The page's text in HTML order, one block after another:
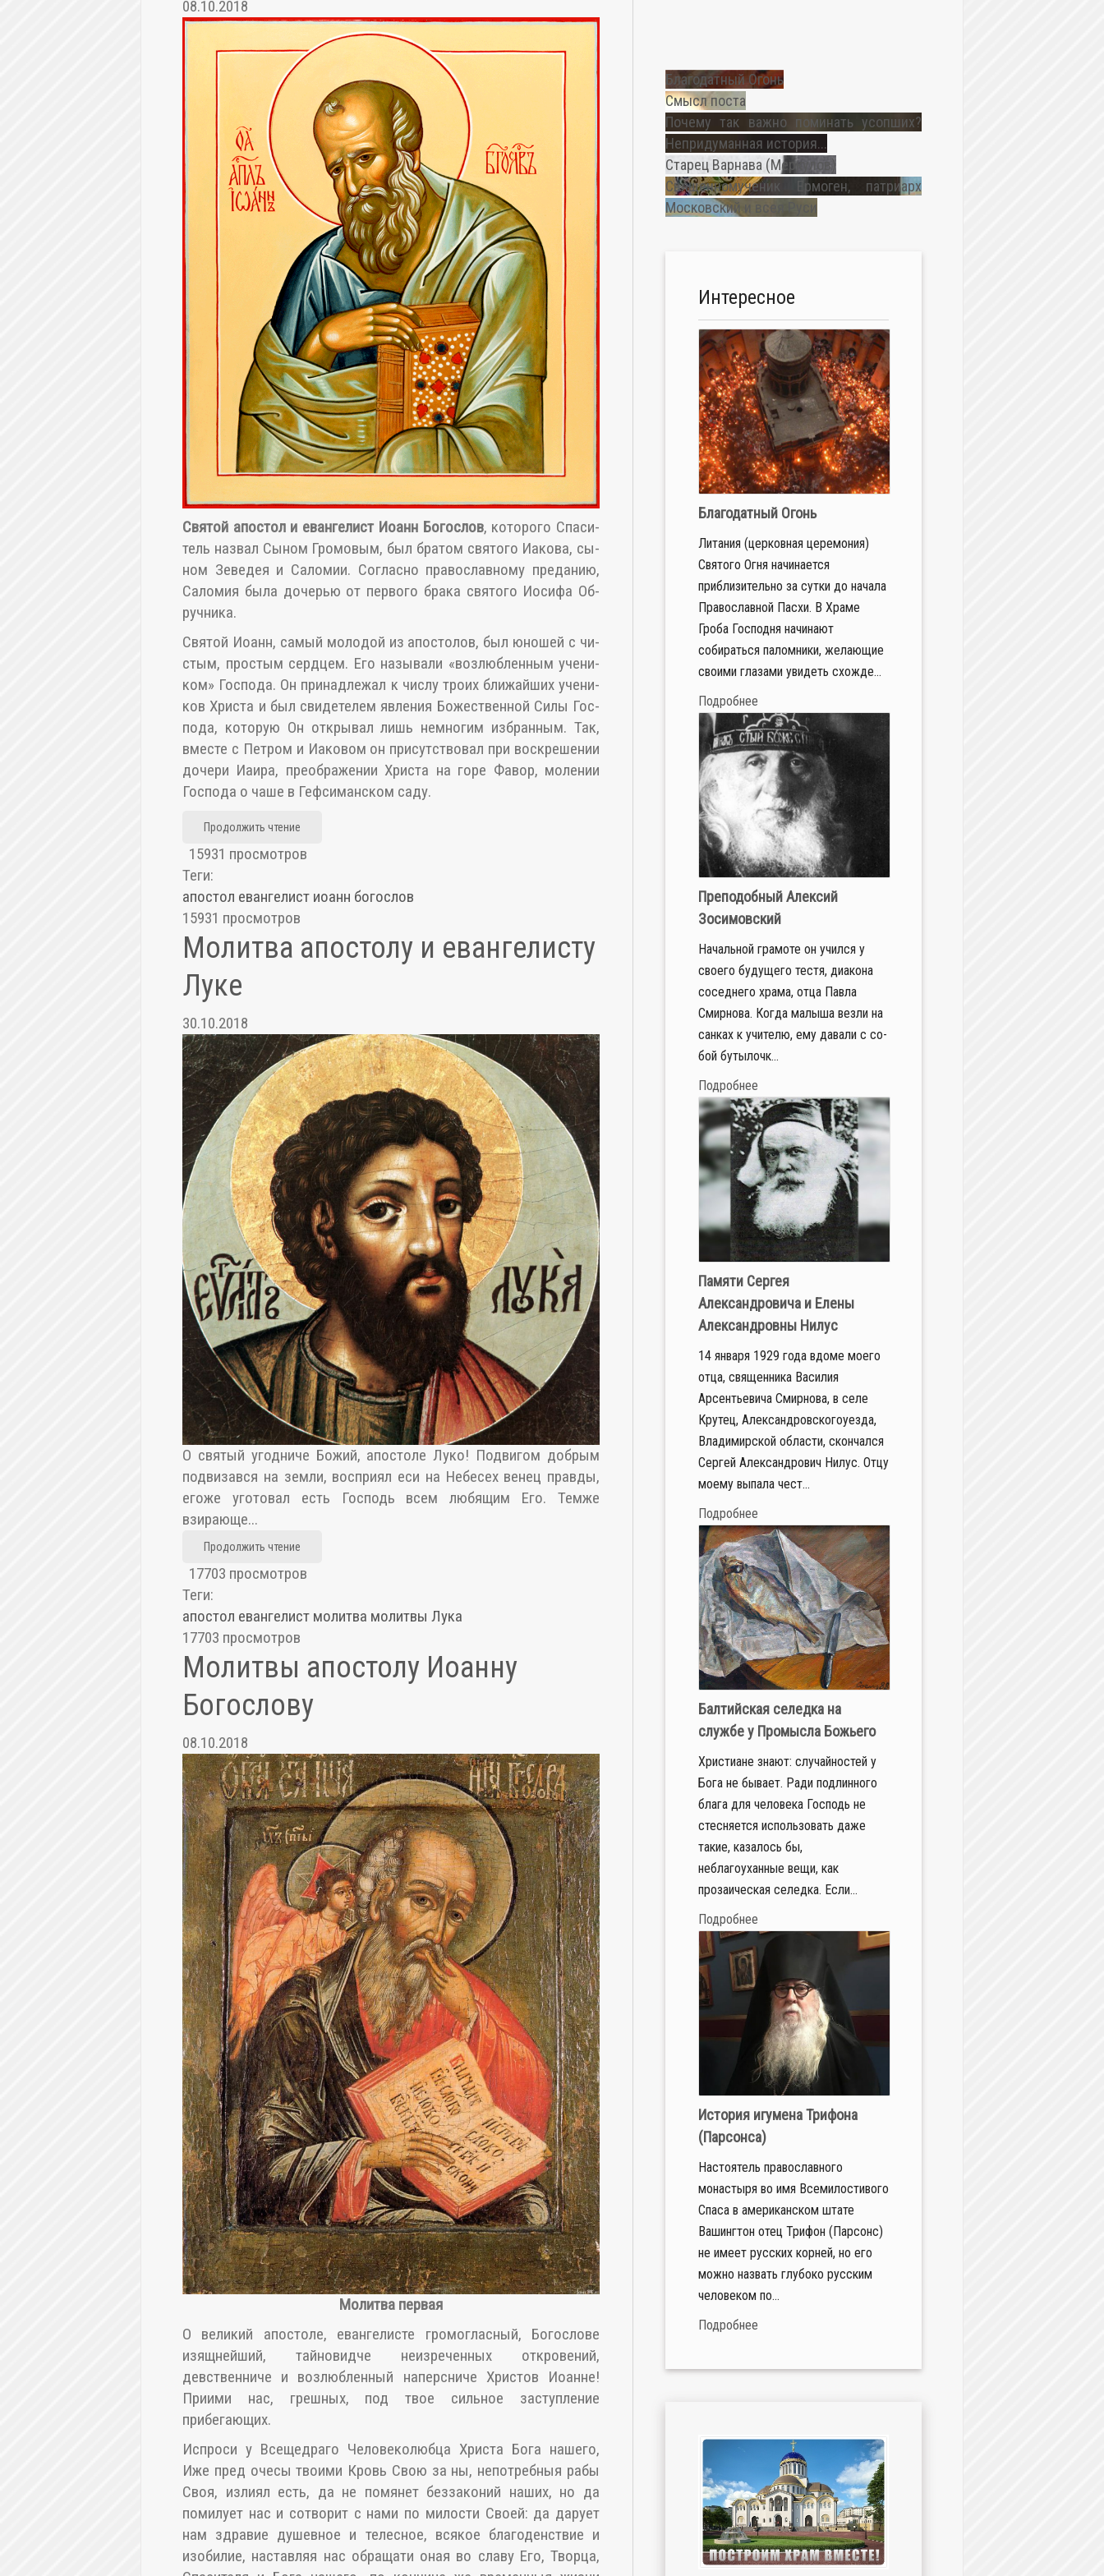
08.10.2018
Свя­той апо­стол и еван­ге­лист Иоанн Бо­го­слов, ко­то­ро­го Спа­си­
тель на­звал Сы­ном Гро­мо­вым, был бра­том свя­то­го Иа­ко­ва, сы­
ном Зе­ве­дея и Са­ло­мии. Со­глас­но пра­во­слав­но­му пре­да­нию,
Са­ло­мия бы­ла до­че­рью от пер­во­го бра­ка свя­то­го Иоси­фа Об­
руч­ни­ка.
Свя­той Иоанн, са­мый мо­ло­дой из апо­сто­лов, был юно­шей с чи­
стым, про­стым серд­цем. Его на­зы­ва­ли «воз­люб­лен­ным уче­ни­
ком» Гос­по­да. Он при­над­ле­жал к чис­лу тро­их бли­жай­ших уче­ни­
ков Хри­ста и был сви­де­те­лем яв­ле­ния Бо­же­ствен­ной Си­лы Гос­
по­да, ко­то­рую Он от­кры­вал лишь немно­гим из­бран­ным. Так,
вме­сте с Пет­ром и Иа­ко­вом он при­сут­ство­вал при вос­кре­ше­нии
до­че­ри Иа­и­ра, пре­об­ра­же­нии Хри­ста на го­ре Фа­вор, мо­ле­нии
Гос­по­да о ча­ше в Геф­си­ман­ском са­ду.
Продолжить чтение
15931 просмотров
Теги:
апостол евангелист иоанн богослов
15931 просмотров
Молитва апостолу и евангелисту
Луке
30.10.2018
О святый угодниче Божий, апостоле Луко! Подвигом добрым
подвизався на земли, восприял еси на Небесех венец правды,
егоже уготовал есть Господь всем любящим Его. Темже
взирающе...
Продолжить чтение
17703 просмотров
Теги:
апостол евангелист молитва молитвы Лука
17703 просмотров
Молитвы апостолу Иоанну
Богослову
08.10.2018
Молитва первая
О великий апостоле, евангелисте громогласный, Богослове
изящнейший, тайновидче неизреченных откровений,
девственниче и возлюбленный наперсниче Христов Иоанне!
Приими нас, грешных, под твое сильное заступление
прибегающих.
Испроси у Всещедраго Человеколюбца Христа Бога нашего,
Иже пред очесы твоими Кровь Свою за ны, непотребныя рабы
Своя, излиял есть, да не помянет беззаконий наших, но да
помилует нас и сотворит с нами по милости Своей: да дарует
нам здравие душевное и телесное, всякое благоденствие и
изобилие, наставляя нас обращати оная во славу Его, Творца,
Благодатный Огонь
Смысл поста
Почему так важно поминать усопших?
Непридуманная история...
Старец Варнава (Меркулов)
Священномученик Ермоген, патриарх
Московский и всея Руси
Интересное
Благодатный Огонь
Литания (церковная церемония)
Святого Огня начинается
приблизительно за сутки до начала
Православной Пасхи. В Храме
Гроба Господня начинают
собираться паломники, желающие
своими глазами увидеть схожде...
Подробнее
Преподобный Алексий
Зосимовский
На­чаль­ной гра­мо­те он учил­ся у
сво­е­го бу­ду­ще­го те­стя, диа­ко­на
со­сед­не­го хра­ма, от­ца Пав­ла
Смир­но­ва. Ко­гда ма­лы­ша вез­ли на
сан­ках к учи­те­лю, ему да­ва­ли с со­
бой бу­ты­лоч­к...
Подробнее
Памяти Сергея
Александровича и Елены
Александровны Нилус
14 января 1929 года вдоме моего
отца, священника Василия
Арсентьевича Смирнова, в селе
Крутец, Александровскогоуезда,
Владимирской области, скончался
Сергей Александрович Нилус. Отцу
моему выпала чест...
Подробнее
Балтийская селедка на
службе у Промысла Божьего
Христиане знают: случайностей у
Бога не бывает. Ради подлинного
блага для человека Господь не
стесняется использовать даже
такие, казалось бы,
неблагоуханные вещи, как
прозаическая селедка. Если...
Подробнее
История игумена Трифона
(Парсонса)
Настоятель православного
монастыря во имя Всемилостивого
Спаса в американском штате
Вашингтон отец Трифон (Парсонс)
не имеет русских корней, но его
можно назвать глубоко русским
человеком по...
Подробнее